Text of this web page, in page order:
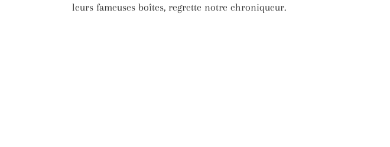
leurs fameuses boîtes, regrette notre chroniqueur.